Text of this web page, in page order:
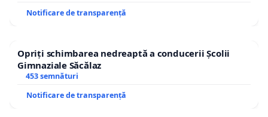
Notificare de transparență
Opriți schimbarea nedreaptă a conducerii Școlii
Gimnaziale Săcălaz
453 semnături
Notificare de transparență